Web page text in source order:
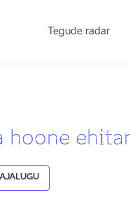
Tegude radar
hoone